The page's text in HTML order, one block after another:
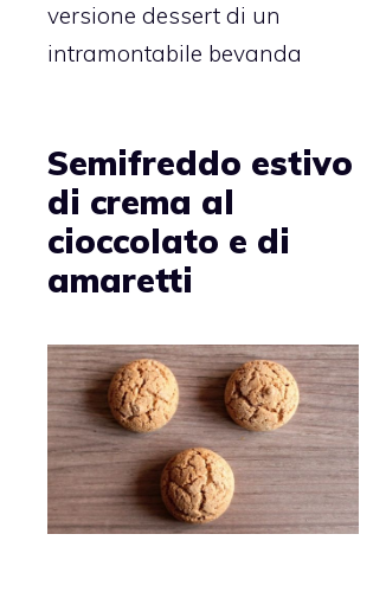
versione dessert di un
intramontabile bevanda
Semifreddo estivo
di crema al
cioccolato e di
amaretti